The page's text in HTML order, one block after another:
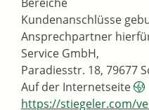
Kundenanschlüsse
Ansprechpartner
Service GmbH,
Paradiesstr. 18, 79677
Auf der Internetseite
https://stiegeler.com/